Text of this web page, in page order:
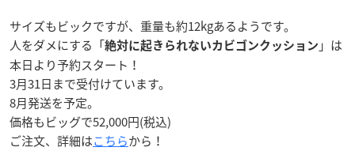
サイズもビックですが、重量も約12kgあるようです。
人をダメにする「絶対に起きられないカビゴンクッション 」は
本日より予約スタート！
3月31日まで受付けています。
8月発送を予定。
価格もビッグで52,000円(税込)
ご注文、詳細はこちらから！